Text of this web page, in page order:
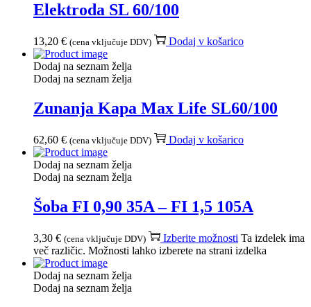
Elektroda SL 60/100
13,20 € (cena vključuje DDV) Dodaj v košarico
Dodaj na seznam želja
Dodaj na seznam želja
Zunanja Kapa Max Life SL60/100
62,60 € (cena vključuje DDV) Dodaj v košarico
Dodaj na seznam želja
Dodaj na seznam želja
Šoba FI 0,90 35A – FI 1,5 105A
3,30 € (cena vključuje DDV) Izberite možnosti Ta izdelek ima
več različic. Možnosti lahko izberete na strani izdelka
Dodaj na seznam želja
Dodaj na seznam želja